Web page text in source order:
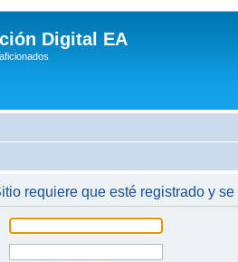
Digital EA
requiere que esté registrado y